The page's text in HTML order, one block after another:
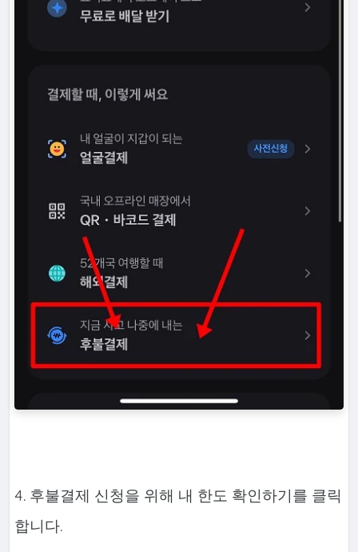
4. 후불결제 신청을 위해 내 한도 확인하기를 클릭
합니다.